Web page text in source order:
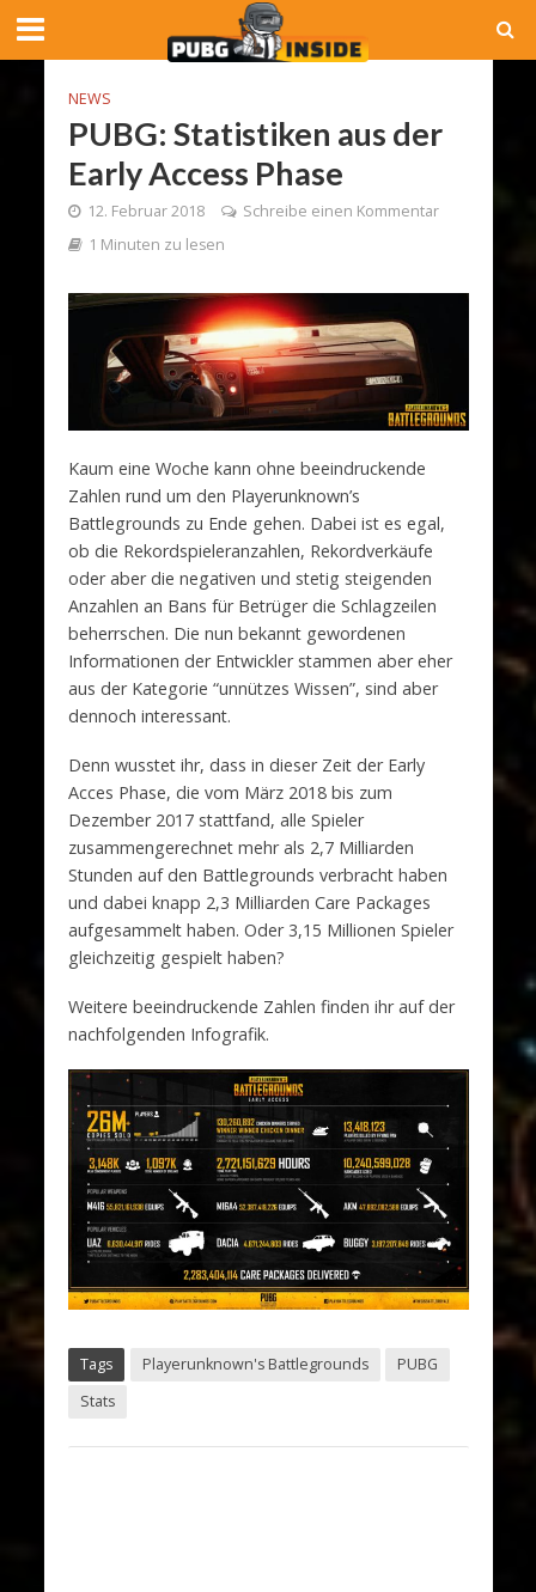
NEWS
PUBG: Statistiken aus der
Early Access Phase
12. Februar 2018
Schreibe einen Kommentar
1 Minuten zu lesen
Kaum eine Woche kann ohne beeindruckende
Zahlen rund um den Playerunknown’s
Battlegrounds zu Ende gehen. Dabei ist es egal,
ob die Rekordspieleranzahlen, Rekordverkäufe
oder aber die negativen und stetig steigenden
Anzahlen an Bans für Betrüger die Schlagzeilen
beherrschen. Die nun bekannt gewordenen
Informationen der Entwickler stammen aber eher
aus der Kategorie “unnützes Wissen”, sind aber
dennoch interessant.
Denn wusstet ihr, dass in dieser Zeit der Early
Acces Phase, die vom März 2018 bis zum
Dezember 2017 stattfand, alle Spieler
zusammengerechnet mehr als 2,7 Milliarden
Stunden auf den Battlegrounds verbracht haben
und dabei knapp 2,3 Milliarden Care Packages
aufgesammelt haben. Oder 3,15 Millionen Spieler
gleichzeitig gespielt haben?
Weitere beeindruckende Zahlen finden ihr auf der
nachfolgenden Infografik.
Tags Playerunknown's Battlegrounds
PUBG
Stats